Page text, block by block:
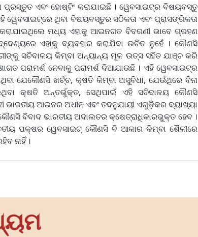
ପ୍ରସ୍ତୁତ ଏବଂ ହୋଷ୍ଟିଂ କରାଯାଇଛି । ୱେବସାଇଟ୍‌ର ବିଷୟବସ୍ତୁ
ୱେବସାଇଟ୍‌ରେ ଥିବା ବିଷୟବସ୍ତୁର ସଠିକତା ଏବଂ ପ୍ରାସଙ୍ଗିକତା
ମଧ୍ୟ ଏହାକୁ ଆଇନଗତ ବିବରଣୀ ଭାବେ ଗ୍ରହଣ
ଏହାକୁ ବ୍ୟବହାର କରାଯିବା ଉଚିତ ନୁହେଁ । କୌଣସି
ସଚିବାଳୟ କିମ୍ବା ଅନ୍ୟାନ୍ୟ ମୂଳ ଉତ୍ସ ସହିତ ଯାଞ୍ଚ କରି
ପରାମର୍ଶ ନେବାକୁ ପରାମର୍ଶ ଦିଆଯାଉଛି । ଏହି ୱେବସାଇଟ୍‌ର
ଯେକୌଣସି ଖର୍ଚ୍ଚ, କ୍ଷତି କିମ୍ବା ଅସୁବିଧା, ଯେଉଁଥିରେ ବିନା
କ୍ଷତି ଅନ୍ତର୍ଭୁକ୍ତ, ସେଥିପାଇଁ ଏହି ସଚିବାଳୟ କୌଣସି
ଭାରତୀୟ ଆଇନର ଅଧୀନ ଏବଂ ତଦନୁଯାୟୀ ଏଗୁଡ଼ିକର ବ୍ୟାଖ୍ୟା
ବିବାଦ ଭାରତୀୟ ଅଦାଲତର କ୍ଷେତ୍ରାଧିକାରଭୁକ୍ତ ହେବ ।
ପକ୍ଷର ୱେବସାଇଟ୍ କୌଣସି ବି ଆକାର କିମ୍ବା ଶୈଳୀରେ
ନାହିଁ ।